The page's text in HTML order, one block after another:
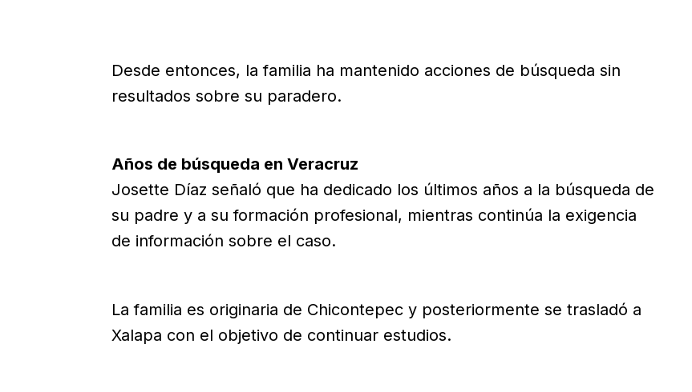
Desde entonces, la familia ha mantenido acciones de búsqueda sin
resultados sobre su paradero.
Años de búsqueda en Veracruz
Josette Díaz señaló que ha dedicado los últimos años a la búsqueda de
su padre y a su formación profesional, mientras continúa la exigencia
de información sobre el caso.
La familia es originaria de Chicontepec y posteriormente se trasladó a
Xalapa con el objetivo de continuar estudios.